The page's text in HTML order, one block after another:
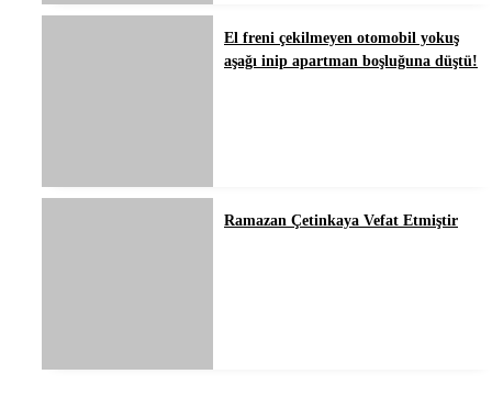
El freni çekilmeyen otomobil yokuş
aşağı inip apartman boşluğuna düştü!
Ramazan Çetinkaya Vefat Etmiştir